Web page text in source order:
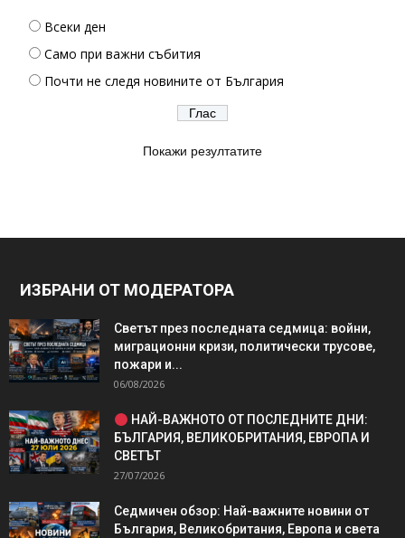
Всеки ден
Само при важни събития
Почти не следя новините от България
Покажи резултатите
ИЗБРАНИ ОТ МОДЕРАТОРА
Светът през последната седмица: войни,
миграционни кризи, политически трусове,
пожари и...
06/08/2026
НАЙ-ВАЖНОТО ОТ ПОСЛЕДНИТЕ ДНИ:
БЪЛГАРИЯ, ВЕЛИКОБРИТАНИЯ, ЕВРОПА И
СВЕТЪТ
27/07/2026
Седмичен обзор: Най-важните новини от
България, Великобритания, Европа и света